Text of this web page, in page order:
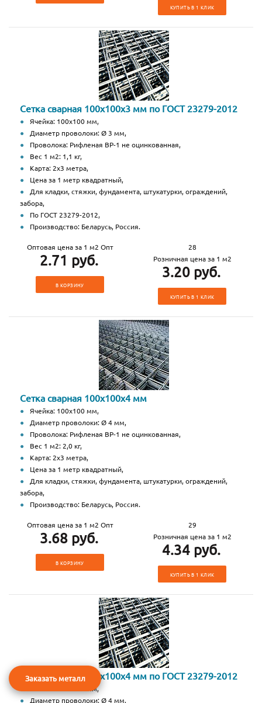
КУПИТЬ В 1 КЛИК
Сетка сварная 100х100х3 мм по ГОСТ 23279-2012
Ячейка: 100х100 мм,
Диаметр проволоки: Ø 3 мм,
Проволока: Рифленая ВР-1 не оцинкованная,
Вес 1 м2: 1,1 кг,
Карта: 2х3 метра,
Цена за 1 метр квадратный,
Для кладки, стяжки, фундамента, штукатурки, ограждений,
забора,
По ГОСТ 23279-2012,
Производство: Беларусь, Россия.
Оптовая цена за 1 м2 Опт
2.71 руб.
В КОРЗИНУ
28
Розничная цена за 1 м2
3.20 руб.
КУПИТЬ В 1 КЛИК
Сетка сварная 100х100х4 мм
Ячейка: 100х100 мм,
Диаметр проволоки: Ø 4 мм,
Проволока: Рифленая ВР-1 не оцинкованная,
Вес 1 м2: 2,0 кг,
Карта: 2х3 метра,
Цена за 1 метр квадратный,
Для кладки, стяжки, фундамента, штукатурки, ограждений,
забора,
Производство: Беларусь, Россия.
Оптовая цена за 1 м2 Опт
3.68 руб.
В КОРЗИНУ
29
Розничная цена за 1 м2
4.34 руб.
КУПИТЬ В 1 КЛИК
Сетка сварная 100х100х4 мм по ГОСТ 23279-2012
Ячейка: 100х100 мм,
Диаметр проволоки: Ø 4 мм,
Заказать металл